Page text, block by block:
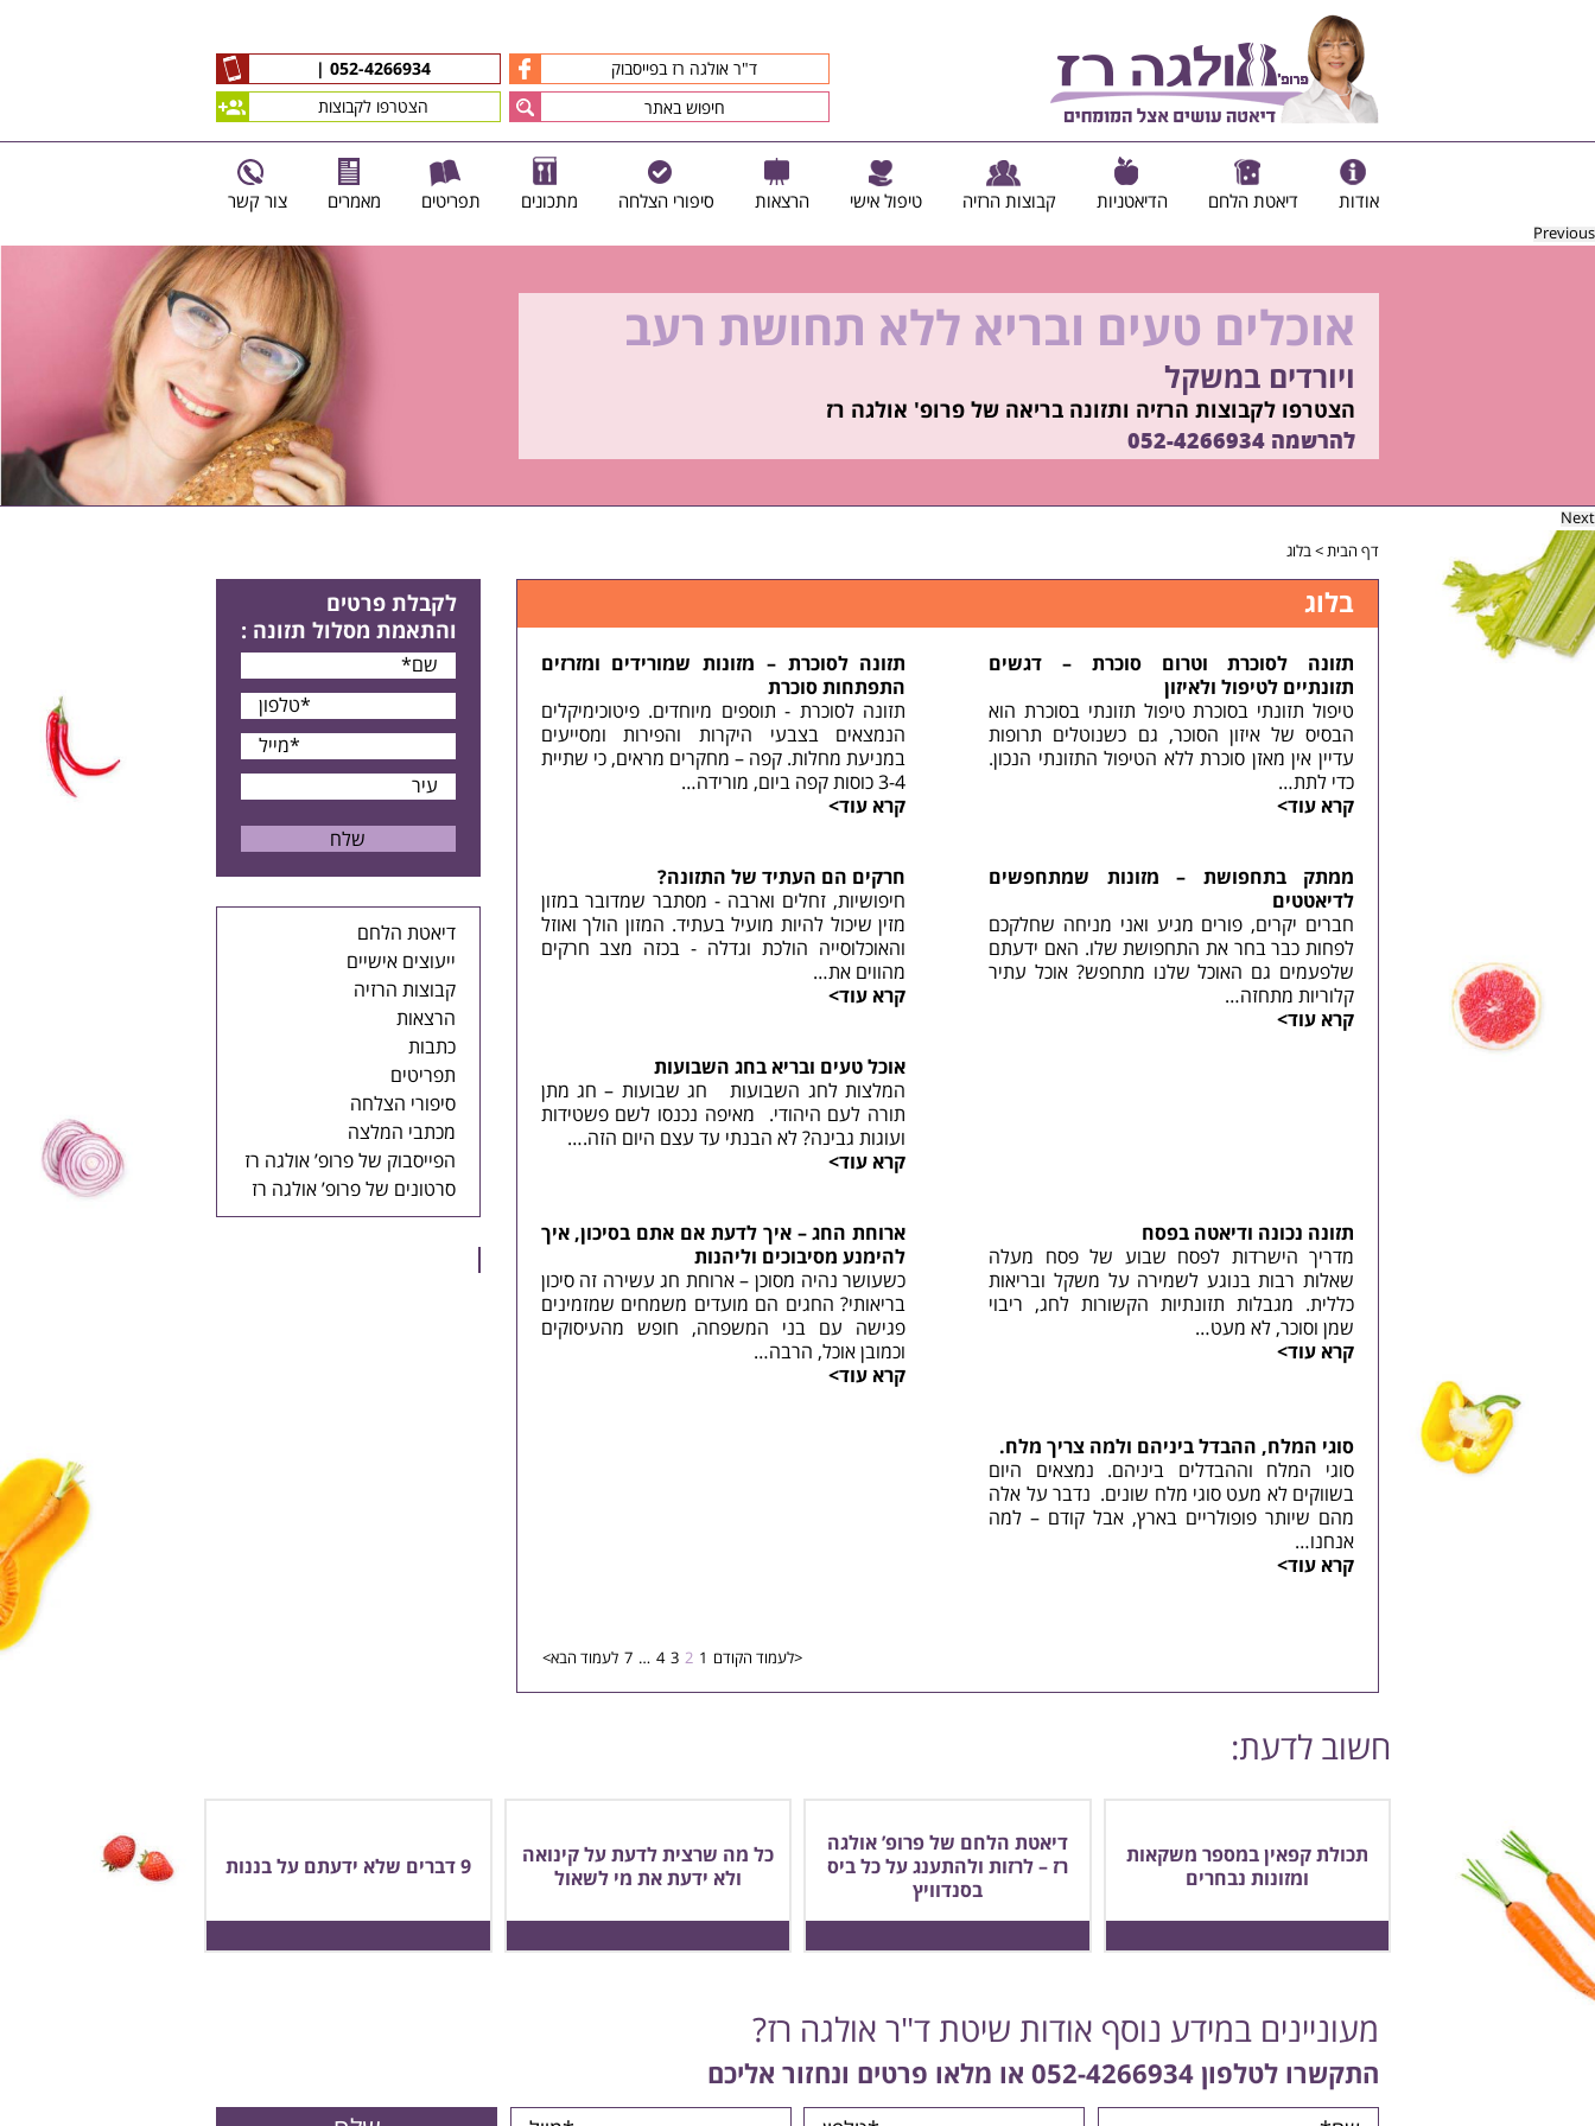
052-4266934
|
ד"ר אולגה רז בפייסבוק
הצטרפו לקבוצות
אודות דיאטת הלחם הדיאטניות קבוצות הרזיה טיפול אישי הרצאות סיפורי הצלחה מתכונים תפריטים מאמרים צור קשר
Previous
להיות מוכנות לקיץ הזה ולזה שאחריו!
בשיטת ד"ר אולגה רז
רוצים ללמוד איך?
התקשרו 052-4266934
אוכלים טעים ובריא ללא תחושת רעב
ויורדים במשקל
הצטרפו לקבוצות הרזיה ותזונה בריאה של פרופ' אולגה רז
להרשמה 052-4266934
Next
דף הבית>בלוג
בלוג
תזונה לסוכרת וטרום סוכרת – דגשים
תזונתיים לטיפול ולאיזון
טיפול תזונתי בסוכרת טיפול תזונתי בסוכרת הוא
הבסיס של איזון הסוכר, גם כשנוטלים תרופות
עדיין אין מאזן סוכרת ללא הטיפול התזונתי הנכון.
כדי לתת…
קרא עוד>
תזונה לסוכרת – מזונות שמורידים ומזרזים
התפתחות סוכרת
תזונה לסוכרת - תוספים מיוחדים. פיטוכימיקלים
הנמצאים בצבעי היקרות והפירות ומסייעים
במניעת מחלות. קפה – מחקרים מראים, כי שתיית
3-4 כוסות קפה ביום, מורידה…
קרא עוד>
ממתק בתחפושת – מזונות שמתחפשים
לדיאטטים
חברים יקרים, פורים מגיע ואני מניחה שחלקכם
לפחות כבר בחר את התחפושת שלו. האם ידעתם
שלפעמים גם האוכל שלנו מתחפש? אוכל עתיר
קלוריות מתחזה…
קרא עוד>
חרקים הם העתיד של התזונה?
חיפושיות, זחלים וארבה - מסתבר שמדובר במזון
מזין שיכול להיות מועיל בעתיד. המזון הולך ואוזל
והאוכלוסייה הולכת וגדלה - בכזה מצב חרקים
מהווים את…
קרא עוד>
אוכל טעים ובריא בחג השבועות
המלצות לחג השבועות חג שבועות – חג מתן
תורה לעם היהודי. מאיפה נכנסו לשם פשטידות
ועוגות גבינה? לא הבנתי עד עצם היום הזה.…
קרא עוד>
תזונה נכונה ודיאטה בפסח
מדריך הישרדות לפסח שבוע של פסח מעלה
שאלות רבות בנוגע לשמירה על משקל ובריאות
כללית. מגבלות תזונתיות הקשורות לחג, ריבוי
שמן וסוכר, לא מעט…
קרא עוד>
ארוחת החג – איך לדעת אם אתם בסיכון, איך
להימנע מסיבוכים וליהנות
כשעושר נהיה מסוכן – ארוחת חג עשירה זה סיכון
בריאותי? החגים הם מועדים משמחים שמזמינים
פגישה עם בני המשפחה, חופש מהעיסוקים
וכמובן אוכל, הרבה…
קרא עוד>
סוגי המלח, ההבדל ביניהם ולמה צריך מלח.
סוגי המלח וההבדלים ביניהם. נמצאים היום
בשווקים לא מעט סוגי מלח שונים. נדבר על אלה
מהם שיותר פופולריים בארץ, אבל קודם – למה
אנחנו…
קרא עוד>
<לעמוד הקודם 1
2
3
4
…
7 לעמוד הבא>
לקבלת פרטים
והתאמת מסלול תזונה :
דיאטת הלחם
ייעוצים אישיים
קבוצות הרזיה
הרצאות
כתבות
תפריטים
סיפורי הצלחה
מכתבי המלצה
הפייסבוק של פרופ’ אולגה רז
סרטונים של פרופ’ אולגה רז
חשוב לדעת:
תכולת קפאין במספר משקאות
ומזונות נבחרים
דיאטת הלחם של פרופ’ אולגה
רז – לרזות ולהתענג על כל ביס
בסנדוויץ
כל מה שרצית לדעת על קינואה
ולא ידעת את מי לשאול
9 דברים שלא ידעתם על בננות
מעוניינים במידע נוסף אודות שיטת ד"ר אולגה רז?
התקשרו לטלפון 052-4266934 או מלאו פרטים ונחזור אליכם